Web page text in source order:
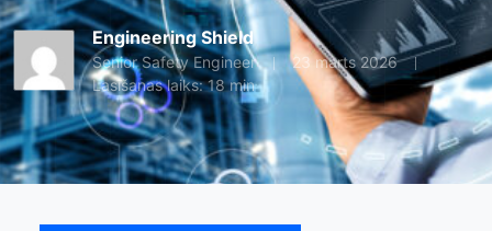
Engineering Shield
Senior Safety Engineer
23 marts 2026
Lasīšanas laiks: 18 min